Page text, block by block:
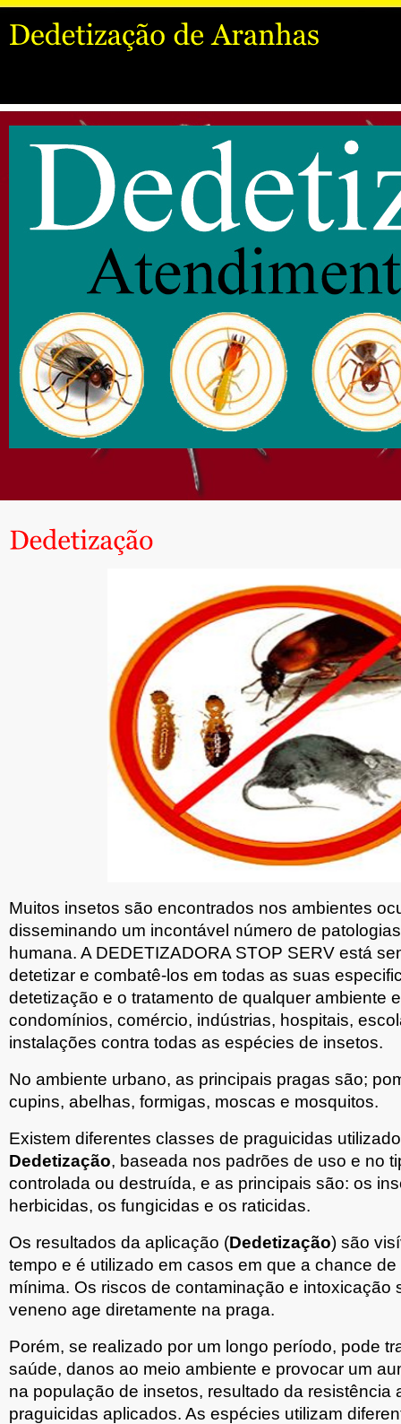
Muitos insetos são encontrados nos ambientes
disseminando um incontável número de
humana. A DEDETIZADORA STOP SERV está
detetizar e combatê-los em todas as suas
detetização e o tratamento de qualquer ambiente
condomínios, comércio, indústrias, hospitais,
instalações contra todas as espécies de insetos.
No ambiente urbano, as principais pragas são;
cupins, abelhas, formigas, moscas e mosquitos.
Existem diferentes classes de praguicidas
Dedetização, baseada nos padrões de uso e no
controlada ou destruída, e as principais são: os
herbicidas, os fungicidas e os raticidas.
Os resultados da aplicação (Dedetização) são
tempo e é utilizado em casos em que a chance
mínima. Os riscos de contaminação e intoxicação
veneno age diretamente na praga.
Porém, se realizado por um longo período, pode
saúde, danos ao meio ambiente e provocar um
na população de insetos, resultado da resistência
praguicidas aplicados. As espécies utilizam